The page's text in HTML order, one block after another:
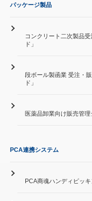
パッケージ製品
コンクリート二次製品
ド」
段ボール製函業 受注・
ド」
医薬品卸業向け販売管理
PCA連携システム
PCA商魂ハンディピッ